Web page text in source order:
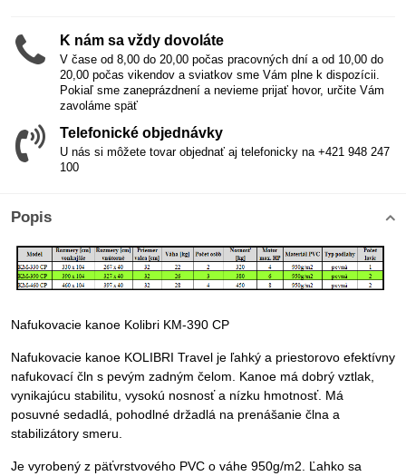
K nám sa vždy dovoláte
V čase od 8,00 do 20,00 počas pracovných dní a od 10,00 do
20,00 počas vikendov a sviatkov sme Vám plne k dispozícii.
Pokiaľ sme zaneprázdnení a nevieme prijať hovor, určite Vám
zavoláme späť
Telefonické objednávky
U nás si môžete tovar objednať aj telefonicky na +421 948 247
100
Popis
Nafukovacie kanoe Kolibri KM-390 CP
Nafukovacie kanoe KOLIBRI Travel je ľahký a priestorovo efektívny
nafukovací čln s pevým zadným čelom. Kanoe má dobrý vztlak,
vynikajúcu stabilitu, vysokú nosnosť a nízku hmotnosť. Má
posuvné sedadlá, pohodlné držadlá na prenášanie člna a
stabilizátory smeru.
Je vyrobený z päťvrstvového PVC o váhe 950g/m2. Ľahko sa